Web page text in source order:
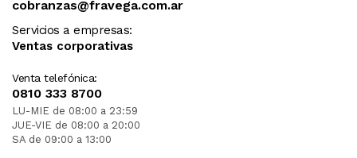
cobranzas@fravega.com.ar
Servicios a empresas:
Ventas corporativas
Venta telefónica:
0810 333 8700
LU-MIE de 08:00 a 23:59
JUE-VIE de 08:00 a 20:00
SA de 09:00 a 13:00